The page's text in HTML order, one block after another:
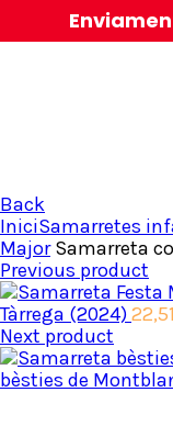
Back
IniciSamarretes
MajorSamarreta
Previous product
Tàrrega (2024)22,51
Next product
bèsties de